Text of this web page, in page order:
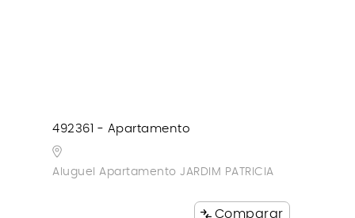
492361 - Apartamento
Aluguel Apartamento JARDIM PATRICIA
Comparar